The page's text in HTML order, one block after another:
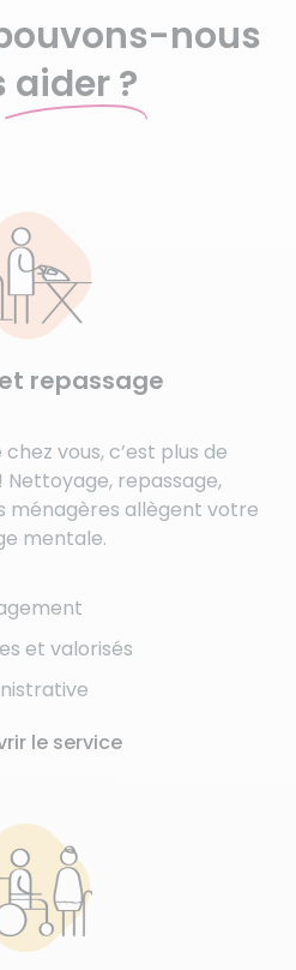
nous
aider ?
repassage
vous, c’est plus de
Nettoyage, repassage,
ménagères allègent votre
mentale.
et valorisés
le service